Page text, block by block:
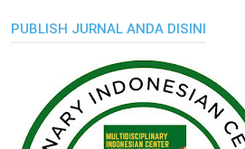
PUBLISH JURNAL ANDA DISINI